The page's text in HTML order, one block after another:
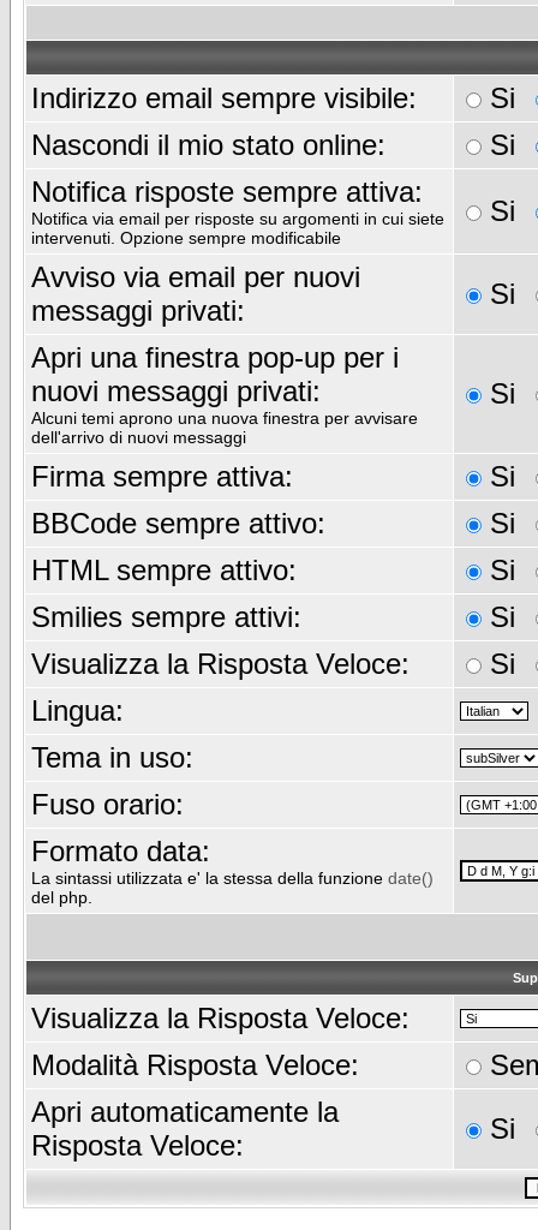
Indirizzo email sempre visibile:
Si
Nascondi il mio stato online:
Si
Notifica risposte sempre attiva:
Notifica via email per risposte su argomenti in cui siete
intervenuti. Opzione sempre modificabile
Si
Avviso via email per nuovi
messaggi privati:
Si
Apri una finestra pop-up per i
nuovi messaggi privati:
Alcuni temi aprono una nuova finestra per avvisare
dell'arrivo di nuovi messaggi
Si
Firma sempre attiva:
Si
BBCode sempre attivo:
Si
HTML sempre attivo:
Si
Smilies sempre attivi:
Si
Visualizza la Risposta Veloce:
Si
Lingua:
Tema in uso:
Fuso orario:
Formato data:
La sintassi utilizzata e' la stessa della funzione date()
del php.
Visualizza la Risposta Veloce:
Modalità Risposta Veloce:
Apri automaticamente la
Risposta Veloce:
Si